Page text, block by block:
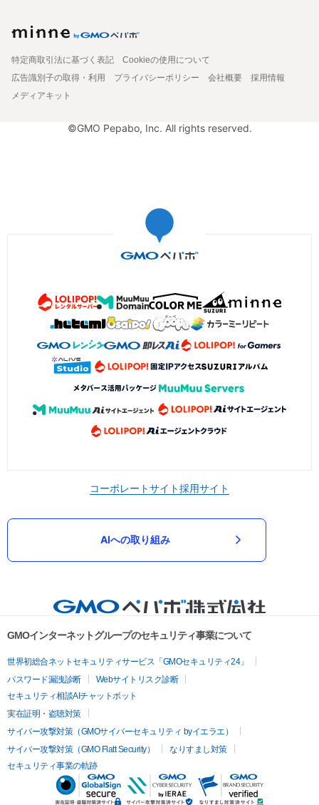
特定商取引法に基づく表記
Cookieの使用について
広告識別子の取得・利用
プライバシーポリシー 会社概要
採用情報
メディアキット
©GMO Pepabo, Inc. All rights reserved.
コーポレートサイト採用サイト
AIへの取り組み
GMOインターネットグループのセキュリティ事業について
世界初総合ネットセキュリティサービス「GMOセキュリティ24」
パスワード漏洩診断
Webサイトリスク診断
セキュリティ相談AIチャットボット
実在証明・盗聴対策
サイバー攻撃対策（GMOサイバーセキュリティ byイエラエ）
サイバー攻撃対策（GMO Flatt Security）
なりすまし対策
セキュリティ事業の軌跡